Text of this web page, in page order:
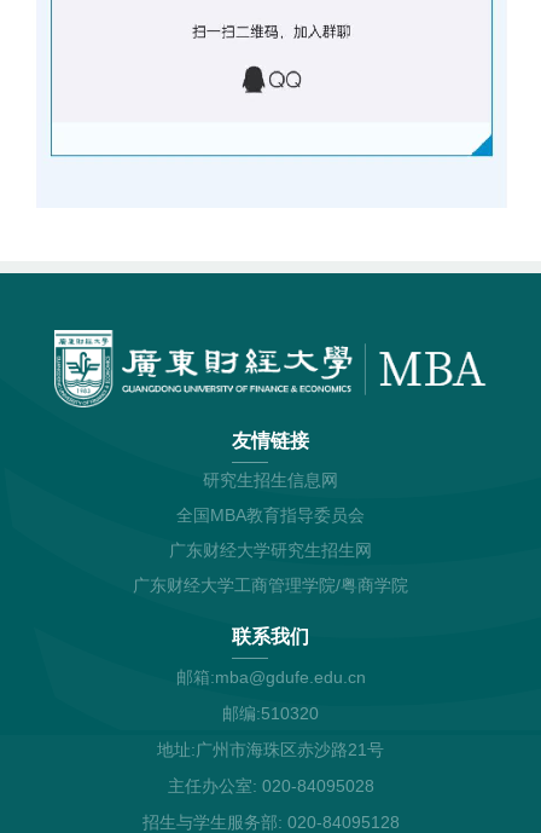
友情链接
研究生招生信息网
全国MBA教育指导委员会
广东财经大学研究生招生网
广东财经大学工商管理学院/粤商学院
联系我们
邮箱:mba@gdufe.edu.cn
邮编:510320
地址:广州市海珠区赤沙路21号
主任办公室: 020-84095028
招生与学生服务部: 020-84095128